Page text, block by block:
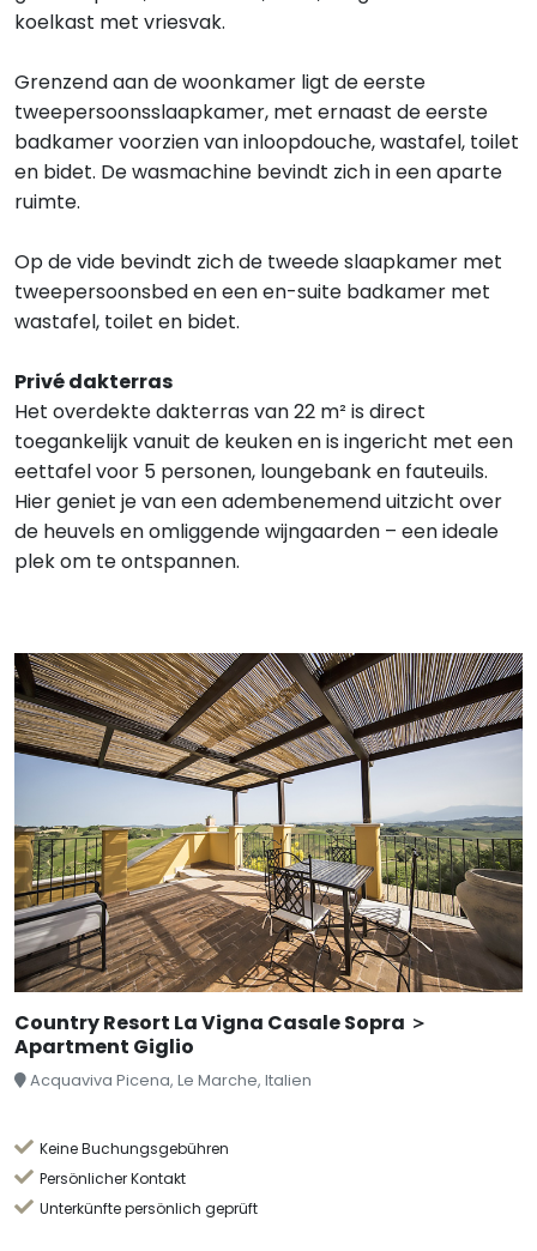
koelkast met vriesvak.
Grenzend aan de woonkamer ligt de eerste
tweepersoonsslaapkamer, met ernaast de eerste
badkamer voorzien van inloopdouche, wastafel, toilet
en bidet. De wasmachine bevindt zich in een aparte
ruimte.
Op de vide bevindt zich de tweede slaapkamer met
tweepersoonsbed en een en-suite badkamer met
wastafel, toilet en bidet.
Privé dakterras
Het overdekte dakterras van 22 m² is direct
toegankelijk vanuit de keuken en is ingericht met een
eettafel voor 5 personen, loungebank en fauteuils.
Hier geniet je van een adembenemend uitzicht over
de heuvels en omliggende wijngaarden – een ideale
plek om te ontspannen.
Country Resort La Vigna Casale Sopra ＞
Apartment Giglio
Acquaviva Picena, Le Marche, Italien
Keine Buchungsgebühren
Persönlicher Kontakt
Unterkünfte persönlich geprüft